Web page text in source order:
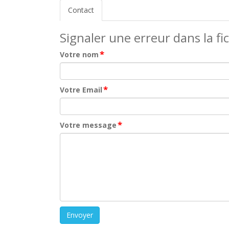
Contact
Signaler une erreur dans la
Votre nom*
Votre Email*
Votre message*